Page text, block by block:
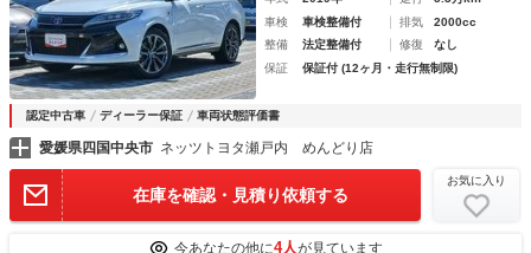
車検
車検整備付 排気
2000cc
整備
法定整備付 修復
なし
保証
保証付 (12ヶ月・走行無制限)
認定中古車 ディーラー保証 車両状態評価書
愛媛県四国中央市 ネッツトヨタ瀬戸内 めんどり店
在庫を確認・見積り依頼する
お気に入り
今あなたの他に4人が見ています